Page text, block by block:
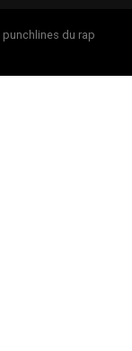
punchlines du rap